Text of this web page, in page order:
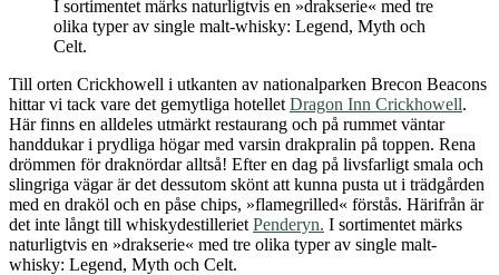
I sortimentet märks naturligtvis en »drakserie« med tre
olika typer av single malt-whisky: Legend, Myth och
Celt.
Till orten Crickhowell i utkanten av nationalparken Brecon Beacons
hittar vi tack vare det gemytliga hotellet Dragon Inn Crickhowell.
Här finns en alldeles utmärkt restaurang och på rummet väntar
handdukar i prydliga högar med varsin drakpralin på toppen. Rena
drömmen för draknördar alltså! Efter en dag på livsfarligt smala och
slingriga vägar är det dessutom skönt att kunna pusta ut i trädgården
med en draköl och en påse chips, »flamegrilled« förstås. Härifrån är
det inte långt till whiskydestilleriet Penderyn. I sortimentet märks
naturligtvis en »drakserie« med tre olika typer av single malt-
whisky: Legend, Myth och Celt.